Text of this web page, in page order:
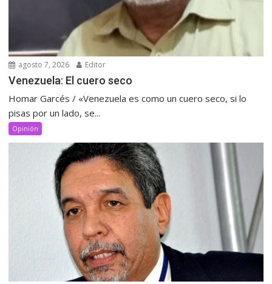
agosto 7, 2026 Editor
Venezuela: El cuero seco
Homar Garcés / «Venezuela es como un cuero seco, si lo
pisas por un lado, se...
Opinión